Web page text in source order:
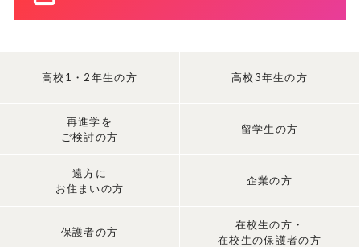
高校1・2年生の方 高校3年生の方
再進学を
ご検討の方
留学生の方
遠方に
お住まいの方
企業の方
保護者の方
在校生の方・
在校生の保護者の方